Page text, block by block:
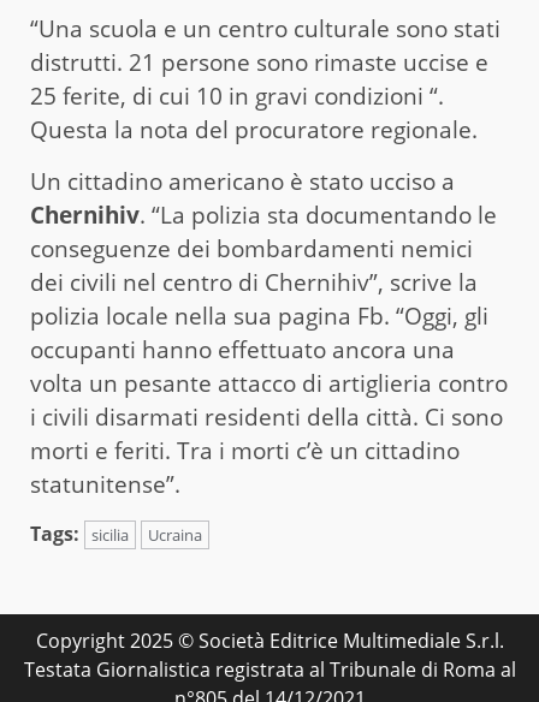
“Una scuola e un centro culturale sono stati
distrutti. 21 persone sono rimaste uccise e
25 ferite, di cui 10 in gravi condizioni “.
Questa la nota del procuratore regionale.
Un cittadino americano è stato ucciso a
Chernihiv. “La polizia sta documentando le
conseguenze dei bombardamenti nemici
dei civili nel centro di Chernihiv”, scrive la
polizia locale nella sua pagina Fb. “Oggi, gli
occupanti hanno effettuato ancora una
volta un pesante attacco di artiglieria contro
i civili disarmati residenti della città. Ci sono
morti e feriti. Tra i morti c’è un cittadino
statunitense”.
Tags: sicilia Ucraina
Copyright 2025 © Società Editrice Multimediale S.r.l.
Testata Giornalistica registrata al Tribunale di Roma al